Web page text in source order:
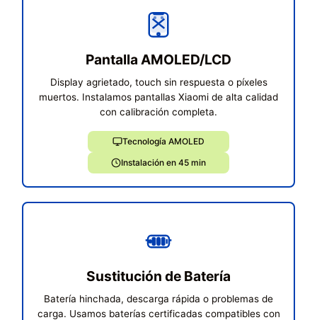
Pantalla AMOLED/LCD
Display agrietado, touch sin respuesta o píxeles
muertos. Instalamos pantallas Xiaomi de alta calidad
con calibración completa.
Tecnología AMOLED
Instalación en 45 min
Sustitución de Batería
Batería hinchada, descarga rápida o problemas de
carga. Usamos baterías certificadas compatibles con